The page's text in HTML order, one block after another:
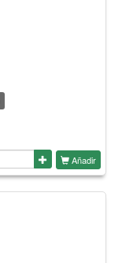
Añadir